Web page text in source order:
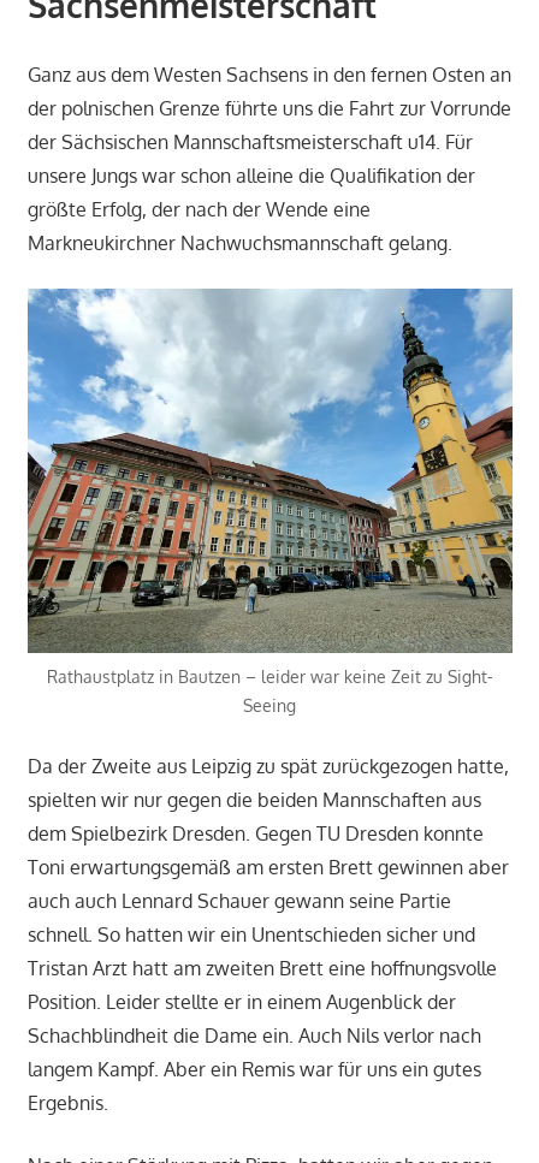
Ganz aus dem Westen Sachsens in den fernen Osten an
der polnischen Grenze führte uns die Fahrt zur Vorrunde
der Sächsischen Mannschaftsmeisterschaft u14. Für
unsere Jungs war schon alleine die Qualifikation der
größte Erfolg, der nach der Wende eine
Markneukirchner Nachwuchsmannschaft gelang.
Rathaustplatz in Bautzen – leider war keine Zeit zu Sight-
Seeing
Da der Zweite aus Leipzig zu spät zurückgezogen hatte,
spielten wir nur gegen die beiden Mannschaften aus
dem Spielbezirk Dresden. Gegen TU Dresden konnte
Toni erwartungsgemäß am ersten Brett gewinnen aber
auch auch Lennard Schauer gewann seine Partie
schnell. So hatten wir ein Unentschieden sicher und
Tristan Arzt hatt am zweiten Brett eine hoffnungsvolle
Position. Leider stellte er in einem Augenblick der
Schachblindheit die Dame ein. Auch Nils verlor nach
langem Kampf. Aber ein Remis war für uns ein gutes
Ergebnis.